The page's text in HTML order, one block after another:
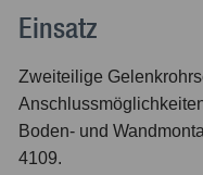
Einsatz
Zweiteilige
Boden- und
4109.